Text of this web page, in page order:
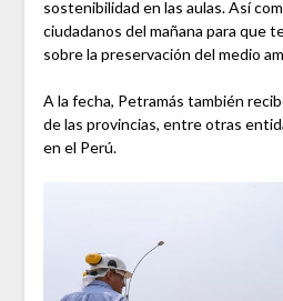
sostenibilidad en las aulas. Así
ciudadanos del mañana para que
sobre la preservación del medio
A la fecha, Petramás también
de las provincias, entre otras
en el Perú.